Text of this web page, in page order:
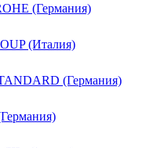
(Германия)
(Италия)
(Германия)